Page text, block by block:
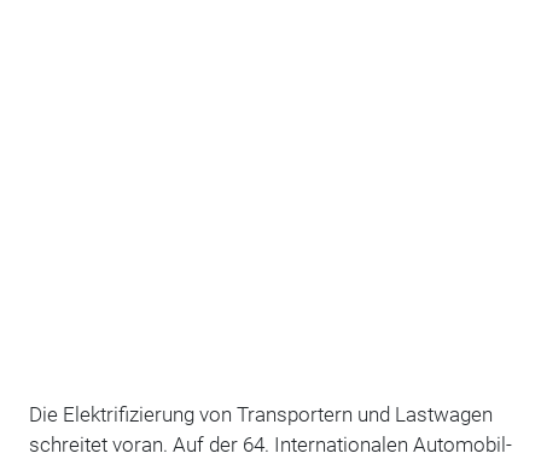
Die Elektrifizierung von Transportern und Lastwagen
schreitet voran. Auf der 64. Internationalen Automobil-